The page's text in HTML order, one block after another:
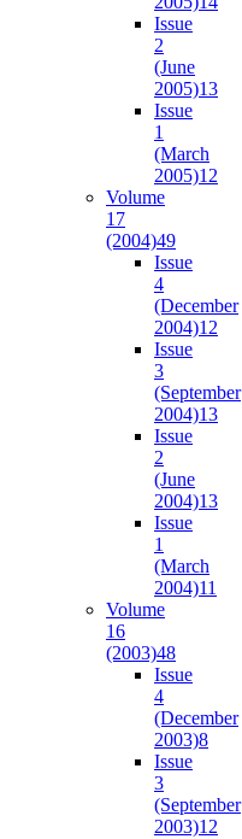
Issue
2
(June
2005)13
Issue
1
(March
2005)12
Volume
17
(2004)49
Issue
4
(December
2004)12
Issue
3
(September
2004)13
Issue
2
(June
2004)13
Issue
1
(March
2004)11
Volume
16
(2003)48
Issue
4
(December
2003)8
Issue
3
(September
2003)12